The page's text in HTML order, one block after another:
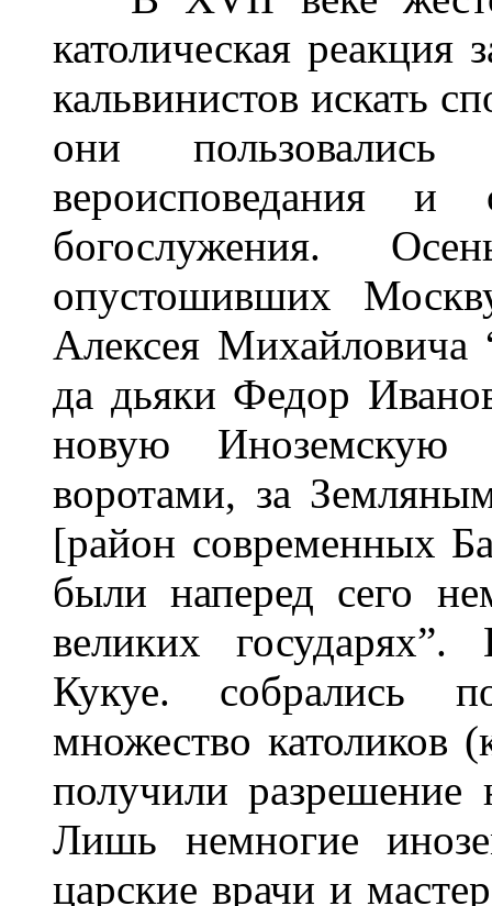
католическая реакция
кальвинистов искать
они пользовались
вероисповедания и
богослужения.
опустошивших
Алексея Михайловича
да дьяки Федор
новую Иноземскую
воротами, за
[район современных
были наперед сего
великих
Кукуе. собрались
множество католиков
получили разрешение
Лишь немногие
царские врачи и